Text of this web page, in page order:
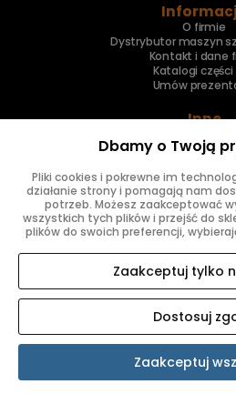
O firmie
Dystrybutor maszyn
Kontakt i dane
Katalogi części
Umów
Inne
Naprawa
Znajdziesz
SKLEP INTERNETOWY
Dbamy o Twoją
Pliki cookies i pokrewne im
działanie strony i pomagają nam
potrzeb. Możesz zaakceptować
wszystkich tych plików i przejść do
plików do swoich preferencji,
Zaakceptuj tylko
Dostosuj
Zaakceptuj